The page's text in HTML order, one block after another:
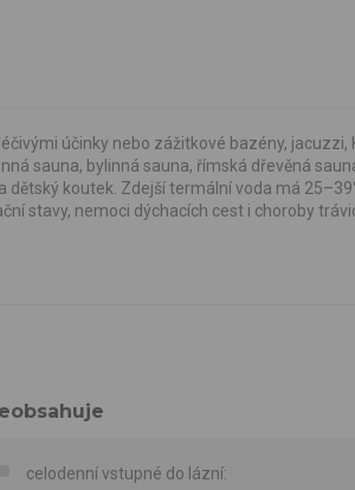
účinky nebo zážitkové bazény, jacuzzi,
sauna, bylinná sauna, římská dřevěná
koutek. Zdejší termální voda má
stavy, nemoci dýchacích cest i choroby
celodenní vstupné do lázní: